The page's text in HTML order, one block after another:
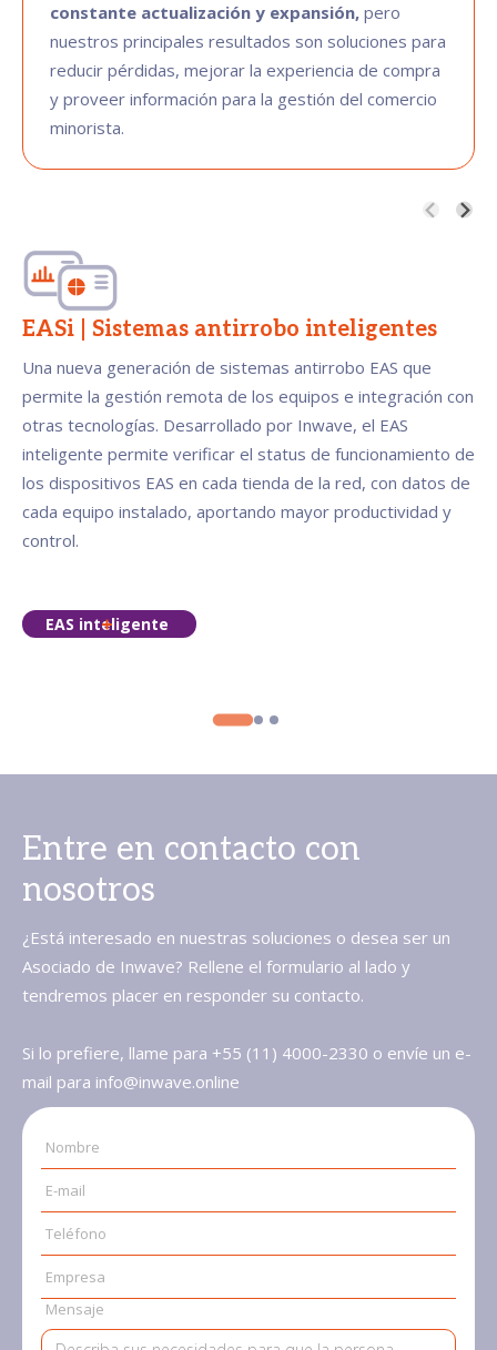
constante actualización y expansión, pero
nuestros principales resultados son soluciones para
reducir pérdidas, mejorar la experiencia de compra
y proveer información para la gestión del comercio
minorista.
EASi | Sistemas antirrobo inteligentes
Una nueva generación de sistemas antirrobo EAS que
permite la gestión remota de los equipos e integración con
otras tecnologías. Desarrollado por Inwave, el EAS
inteligente permite verificar el status de funcionamiento de
los dispositivos EAS en cada tienda de la red, con datos de
cada equipo instalado, aportando mayor productividad y
control.
EAS inteligente
Entre en contacto con
nosotros
¿Está interesado en nuestras soluciones o desea ser un
Asociado de Inwave? Rellene el formulario al lado y
tendremos placer en responder su contacto.
Si lo prefiere, llame para +55 (11) 4000-2330 o envíe un e-
mail para info@inwave.online
Nombre
E-mail
Teléfono
Empresa
Mensaje